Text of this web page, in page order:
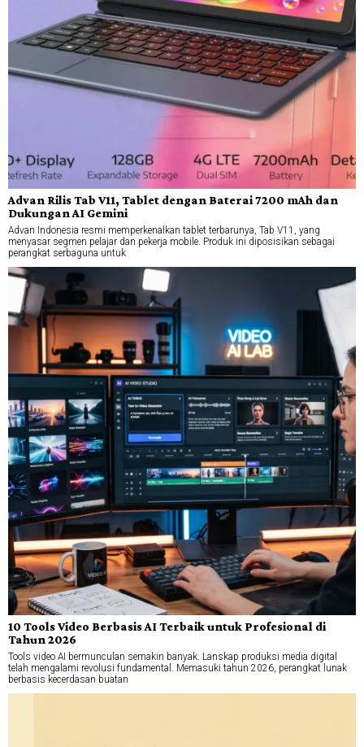
Advan Rilis Tab V11, Tablet dengan Baterai 7200 mAh dan
Dukungan AI Gemini
Advan Indonesia resmi memperkenalkan tablet terbarunya, Tab V11, yang
menyasar segmen pelajar dan pekerja mobile. Produk ini diposisikan sebagai
perangkat serbaguna untuk
10 Tools Video Berbasis AI Terbaik untuk Profesional di
Tahun 2026
Tools video AI bermunculan semakin banyak. Lanskap produksi media digital
telah mengalami revolusi fundamental. Memasuki tahun 2026, perangkat lunak
berbasis kecerdasan buatan